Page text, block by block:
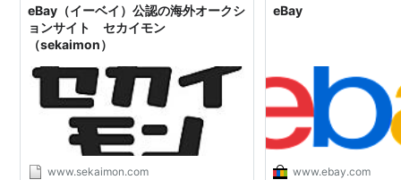
なり、日本語のメール及び電話による
PayPalカスタマー
サービス も充実される。
アメリカ，アルゼンチン，オーストラリア，オースト
リア，ベルギー，ブラジル，カナダ，中国，フランス，
ドイツ，香港，インド，アイルランド，イタリア，韓
国，マレーシア，メキシコ，オランダ，ニュージーラン
eBay（イーベイ）公認の海外オークシ
ョンサイト セカイモン
（sekaimon）
www.sekaimon.com
eBay
www.ebay.com